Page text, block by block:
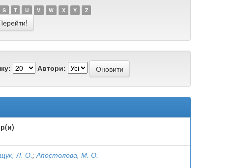
S T U V W X Y Z
Автори:
Л. О.;Апостолова, М. О.